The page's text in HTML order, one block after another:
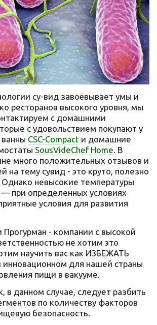
су-вид завоёвывает умы и
ресторанов высокого уровня, мы
с домашними
с удовольствием покупают у
CSC-Compact и домашние
SousVideChef Home. В
много положительных отзывов и
на тему сувид - это круто, полезно
Однако невысокие температуры
— при определенных условиях
условия для развития
- компании с высокой
не хотим это
научить вас как ИЗБЕЖАТЬ
инновационном для нашей страны
пищи в вакууме.
в данном случае, следует разбить
по количеству факторов
безопасность.